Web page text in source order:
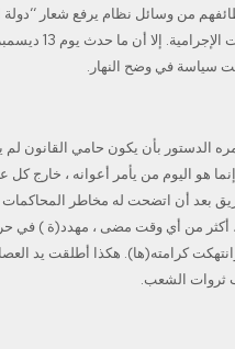
من وسائل نظام يرفع شعار
السلطة بمفهوم
سياسة في وضح النهار.
الدستور بأن يكون حامي القانون
هو اليوم من يأمر أعوانه ، خارج كل
بعد أن اتضحت له مخاطر
أكثر من أي وقت مضى ، مهدد(ة ) في
كرامته(ها). هكذا أطلقت يد
ثروات الشعب.